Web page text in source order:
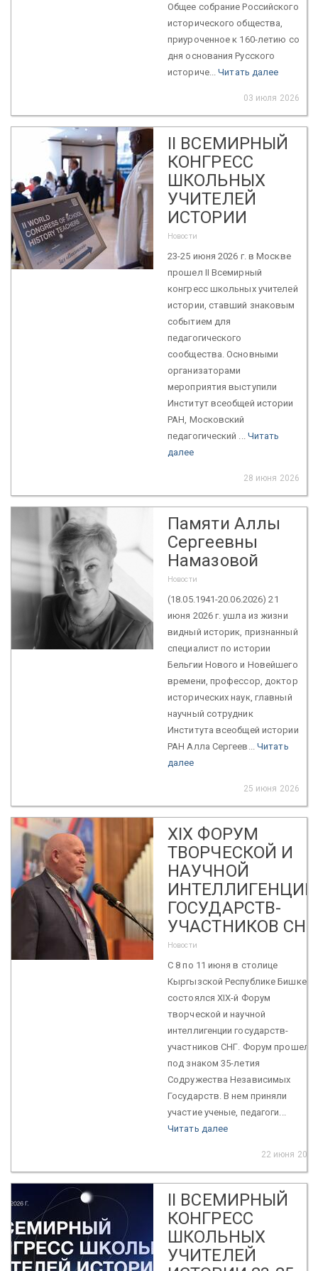
Общее собрание Российского
исторического общества,
приуроченное к 160-летию со
дня основания Русского
историче...Читать далее
03 июля 2026
II ВСЕМИРНЫЙ
КОНГРЕСС
ШКОЛЬНЫХ
УЧИТЕЛЕЙ
ИСТОРИИ
Новости
23-25 июня 2026 г. в Москве
прошел II Всемирный
конгресс школьных учителей
истории, ставший знаковым
событием для
педагогического
сообщества. Основными
организаторами
мероприятия выступили
Институт всеобщей истории
РАН, Московский
педагогический ... Читать
далее
28 июня 2026
Памяти Аллы
Сергеевны
Намазовой
Новости
(18.05.1941-20.06.2026) 21
июня 2026 г. ушла из жизни
видный историк, признанный
специалист по истории
Бельгии Нового и Новейшего
времени, профессор, доктор
исторических наук, главный
научный сотрудник
Института всеобщей истории
РАН Алла Сергеев... Читать
далее
25 июня 2026
XIX ФОРУМ
ТВОРЧЕСКОЙ И
НАУЧНОЙ
ИНТЕЛЛИГЕНЦИИ
ГОСУДАРСТВ-
УЧАСТНИКОВ СНГ
Новости
С 8 по 11 июня в столице
Кыргызской Республике Бишкеке
состоялся XIX-й Форум
творческой и научной
интеллигенции государств-
участников СНГ. Форум прошел
под знаком 35-летия
Содружества Независимых
Государств. В нем приняли
участие ученые, педагоги...
Читать далее
22 июня 2026
II ВСЕМИРНЫЙ
КОНГРЕСС
ШКОЛЬНЫХ
УЧИТЕЛЕЙ